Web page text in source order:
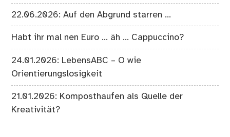
22.06.2026: Auf den Abgrund starren …
Habt ihr mal nen Euro … äh … Cappuccino?
24.01.2026: LebensABC – O wie
Orientierungslosigkeit
21.01.2026: Komposthaufen als Quelle der
Kreativität?